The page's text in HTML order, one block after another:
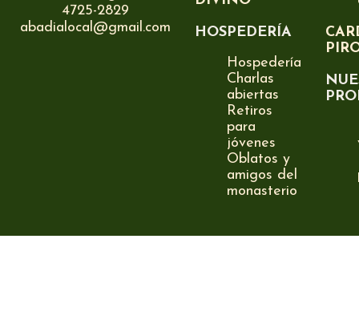
4725-2829
abadialocal@gmail.com
HOSPEDERÍA
Hospedería
Charlas
abiertas
Retiros
para
jóvenes
Oblatos y
amigos del
monasterio